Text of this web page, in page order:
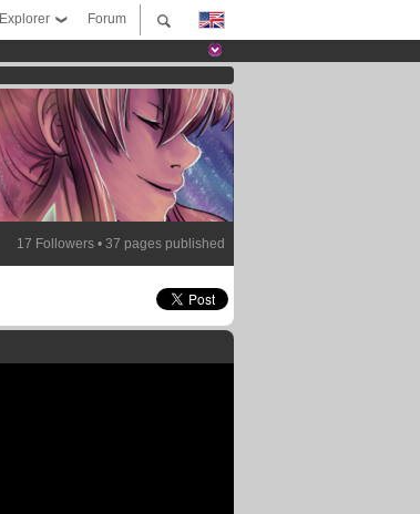
Forum
Explorer
17 Followers • 37 pages published